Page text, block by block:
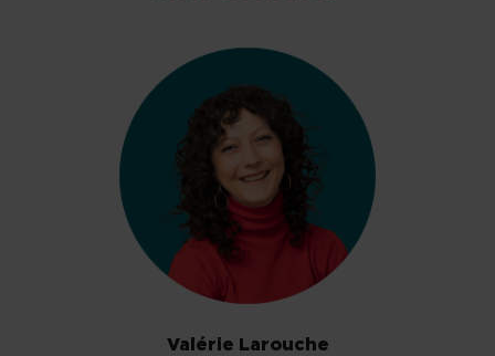
Valérie Larouche